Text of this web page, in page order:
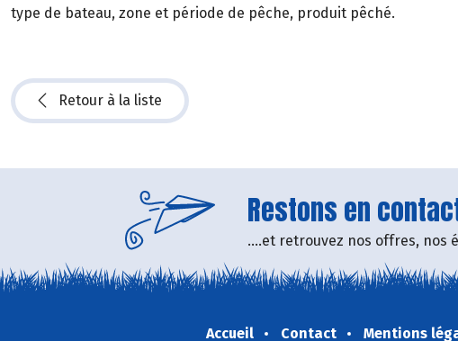
type de bateau, zone et période de pêche, produit pêché.
Retour à la liste
Restons en
....et retrouvez nos offres, nos
Accueil Contact Mentions